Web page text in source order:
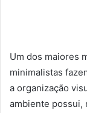
Um dos maiores
minimalistas
a organização
ambiente possui,